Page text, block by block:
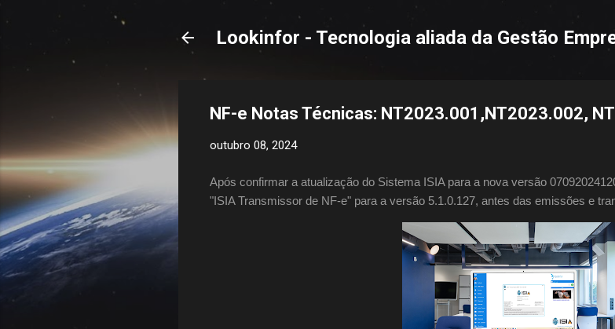
Lookinfor - Tecnologia aliada da Gestão
NF-e Notas Técnicas: NT2023.001,NT2023.002,
outubro 08, 2024
Após confirmar a atualização do Sistema ISIA para a nova versão
"ISIA Transmissor de NF-e" para a versão 5.1.0.127, antes das emissões e